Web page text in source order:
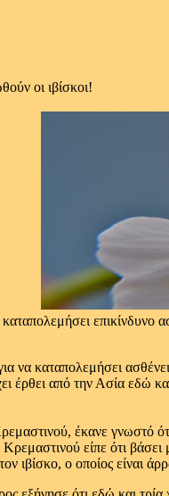
οι ιβίσκοι!
επικίνδυνο
να καταπολεμήσει
έρθει από την Ασία εδώ
έκανε γνωστό
είπε ότι
ιβίσκο, ο οποίος είναι